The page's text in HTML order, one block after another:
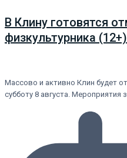
В Клину готовятся
физкультурника (12+)
Массово и активно Клин будет
субботу 8 августа. Мероприятия